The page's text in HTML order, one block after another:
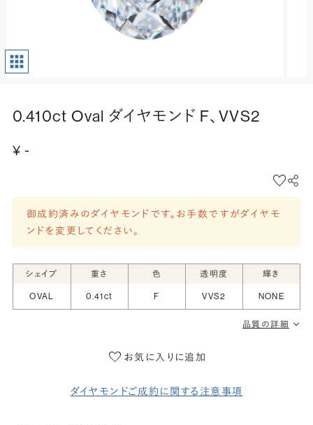
0.410ct Oval ダイヤモンド F、VVS2
¥ -
御成約済みのダイヤモンドです。お手数ですがダイヤモ
ンドを変更してください。
シェイプ 重さ 色 透明度 輝き
OVAL 0.41ct F VVS2 NONE
品質の詳細
お気に入りに追加
ダイヤモンドご成約に関する注意事項